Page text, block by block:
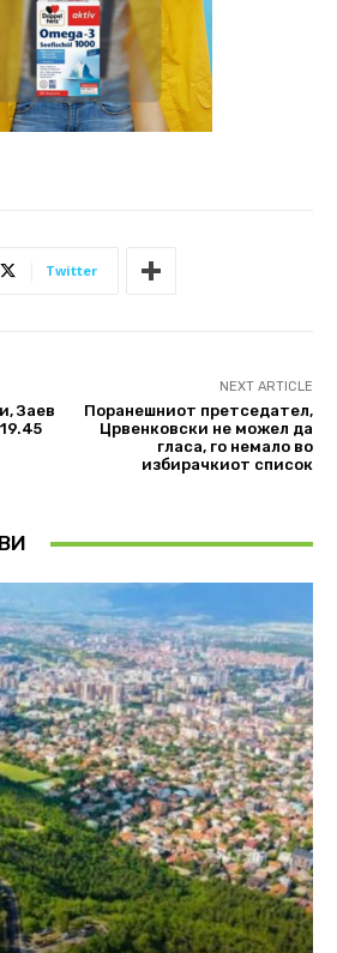
Twitter
Заев
NEXT ARTICLE
Поранешниот претседател,
Црвенковски не можел да
гласа, го немало во
избирачкиот список